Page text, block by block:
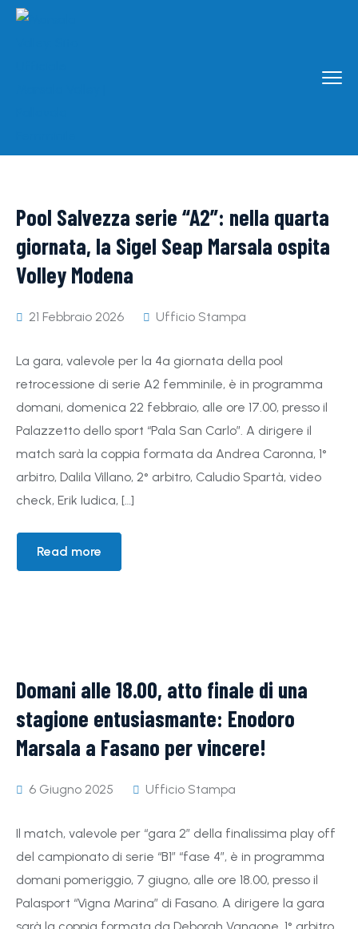
Pool Salvezza serie “A2”: nella quarta
giornata, la Sigel Seap Marsala ospita
Volley Modena
21 Febbraio 2026 Ufficio Stampa
La gara, valevole per la 4ª giornata della pool
retrocessione di serie A2 femminile, è in programma
domani, domenica 22 febbraio, alle ore 17.00, presso il
Palazzetto dello sport “Pala San Carlo”. A dirigere il
match sarà la coppia formata da Andrea Caronna, 1°
arbitro, Dalila Villano, 2° arbitro, Caludio Spartà, video
check, Erik Iudica, […]
Read more
Domani alle 18.00, atto finale di una
stagione entusiasmante: Enodoro
Marsala a Fasano per vincere!
6 Giugno 2025 Ufficio Stampa
Il match, valevole per “gara 2” della finalissima play off
del campionato di serie “B1″ “fase 4”, è in programma
domani pomeriggio, 7 giugno, alle ore 18.00, presso il
Palasport “Vigna Marina” di Fasano. A dirigere la gara